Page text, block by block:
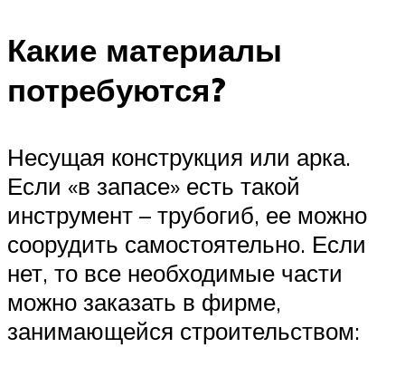
Какие материалы
потребуются?
Несущая конструкция или арка.
Если «в запасе» есть такой
инструмент – трубогиб, ее можно
соорудить самостоятельно. Если
нет, то все необходимые части
можно заказать в фирме,
занимающейся строительством: